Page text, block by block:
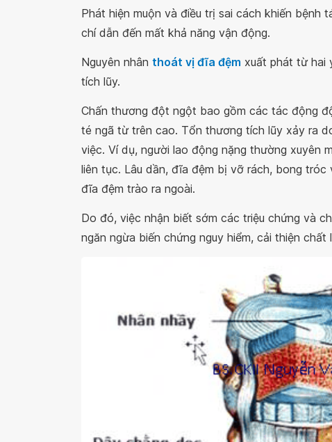
Phát hiện muộn và điều trị sai cách khiến bệnh
chí dẫn đến mất khả năng vận động.
Nguyên nhân thoát vị đĩa đệm xuất phát từ hai
tích lũy.
Chấn thương đột ngột bao gồm các tác động
té ngã từ trên cao. Tổn thương tích lũy xảy ra
việc. Ví dụ, người lao động nặng thường xuyên
liên tục. Lâu dần, đĩa đệm bị vỡ rách, bong
đĩa đệm trào ra ngoài.
Do đó, việc nhận biết sớm các triệu chứng và
ngăn ngừa biến chứng nguy hiểm, cải thiện chất